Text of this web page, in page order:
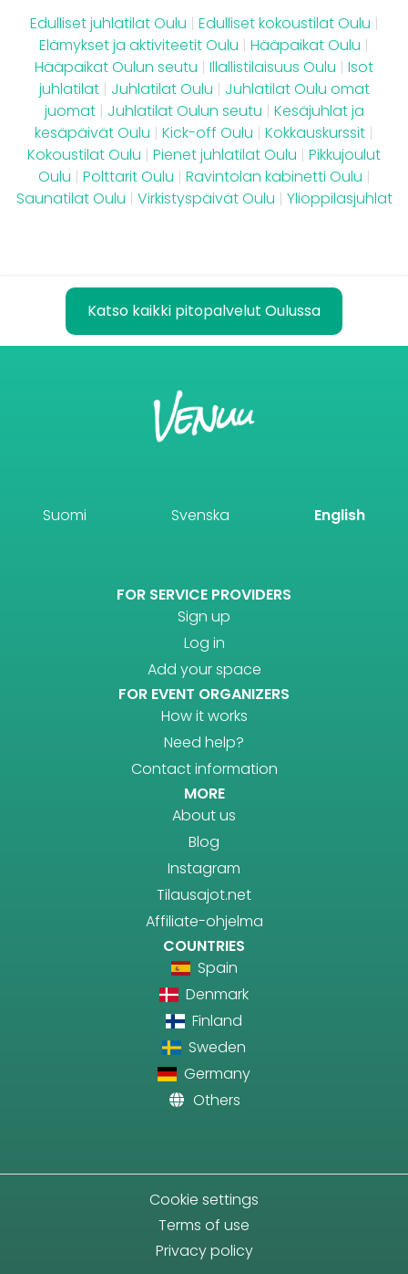
Edulliset juhlatilat Oulu | Edulliset kokoustilat Oulu |
Elämykset ja aktiviteetit Oulu | Hääpaikat Oulu |
Hääpaikat Oulun seutu | Illallistilaisuus Oulu | Isot
juhlatilat | Juhlatilat Oulu | Juhlatilat Oulu omat
juomat | Juhlatilat Oulun seutu | Kesäjuhlat ja
kesäpäivät Oulu | Kick-off Oulu | Kokkauskurssit |
Kokoustilat Oulu | Pienet juhlatilat Oulu | Pikkujoulut
Oulu | Polttarit Oulu | Ravintolan kabinetti Oulu |
Saunatilat Oulu | Virkistyspäivät Oulu | Ylioppilasjuhlat
Katso kaikki pitopalvelut Oulussa
Suomi Svenska English
FOR SERVICE PROVIDERS
Sign up
Log in
Add your space
FOR EVENT ORGANIZERS
How it works
Need help?
Contact information
MORE
About us
Blog
Instagram
Tilausajot.net
Affiliate-ohjelma
COUNTRIES
Spain
Denmark
Finland
Sweden
Germany
Others
Cookie settings
Terms of use
Privacy policy